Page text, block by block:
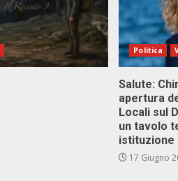
Politica
Salute:
apertura
Locali sul
un tavolo
istituzione
17 Giugno